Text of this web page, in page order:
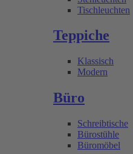
Tischleuchten
Teppiche
Klassisch
Modern
Büro
Schreibtische
Bürostühle
Büromöbel